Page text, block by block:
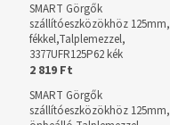
SMART Görgők
szállítóeszközökhöz 125mm,
fékkel,Talplemezzel,
3377UFR125P62 kék
2 819 Ft
SMART Görgők
szállítóeszközökhöz 125mm,